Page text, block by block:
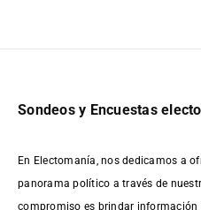
Sondeos y Encuestas
En Electomanía, nos dedicamos a
panorama político a través de
compromiso es brindar